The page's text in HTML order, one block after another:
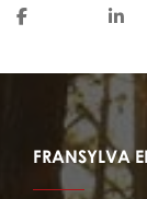
FRANSYLVA